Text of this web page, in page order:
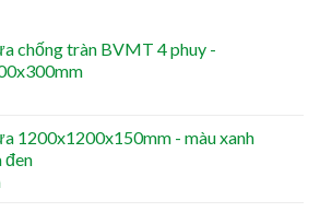
chống tràn BVMT 4 phuy -
1200x1200x150mm - màu xanh
đen